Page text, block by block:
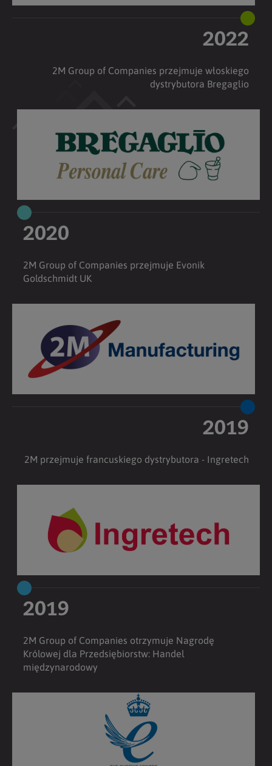
2022
2M Group of Companies przejmuje włoskiego
dystrybutora Bregaglio
2020
2M Group of Companies przejmuje Evonik
Goldschmidt UK
2019
2M przejmuje francuskiego dystrybutora - Ingretech
2019
2M Group of Companies otrzymuje Nagrodę
Królowej dla Przedsiębiorstw: Handel
międzynarodowy